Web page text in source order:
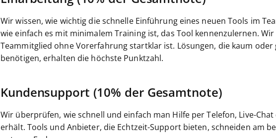
Wir wissen, wie wichtig die schnelle Einführung eines neuen Tools im
wie einfach es mit minimalem Training ist, das Tool kennenzulernen.
Teammitglied ohne Vorerfahrung startklar ist. Lösungen, die kaum
benötigen, erhalten die höchste Punktzahl.
Kundensupport (10% der Gesamtnote)
Wir überprüfen, wie schnell und einfach man Hilfe per Telefon, Live-
erhält. Tools und Anbieter, die Echtzeit-Support bieten, schneiden am